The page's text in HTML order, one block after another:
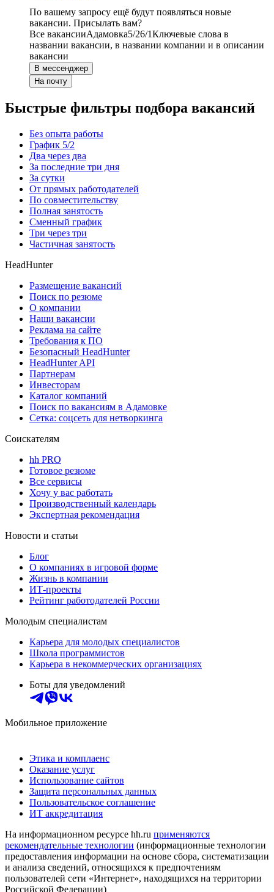
По вашему запросу ещё будут появляться новые
вакансии. Присылать вам?
Все вакансииАдамовка5/26/1Ключевые слова в
названии вакансии, в названии компании и в описании
вакансии
В мессенджер
На почту
Быстрые фильтры подбора вакансий
Без опыта работы
График 5/2
Два через два
За последние три дня
За сутки
От прямых работодателей
По совместительству
Полная занятость
Сменный график
Три через три
Частичная занятость
HeadHunter
Размещение вакансий
Поиск по резюме
О компании
Наши вакансии
Реклама на сайте
Требования к ПО
Безопасный HeadHunter
HeadHunter API
Партнерам
Инвесторам
Каталог компаний
Поиск по вакансиям в Адамовке
Сетка: соцсеть для нетворкинга
Соискателям
hh PRO
Готовое резюме
Все сервисы
Хочу у вас работать
Производственный календарь
Экспертная рекомендация
Новости и статьи
Блог
О компаниях в игровой форме
Жизнь в компании
ИТ-проекты
Рейтинг работодателей России
Молодым специалистам
Карьера для молодых специалистов
Школа программистов
Карьера в некоммерческих организациях
Боты для уведомлений
Мобильное приложение
Этика и комплаенс
Оказание услуг
Использование сайтов
Защита персональных данных
Пользовательское соглашение
ИТ аккредитация
На информационном ресурсе hh.ru применяются
рекомендательные технологии (информационные технологии
предоставления информации на основе сбора, систематизации
и анализа сведений, относящихся к предпочтениям
пользователей сети «Интернет», находящихся на территории
Российской Федерации)